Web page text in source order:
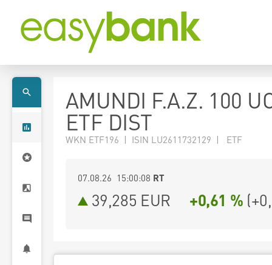
AMUNDI F.A.Z. 100
ETF DIST
WKN ETF196 | ISIN LU2611732129 | ETF
07.08.26 15:00:08 RT
39,285 EUR +0,61 % (